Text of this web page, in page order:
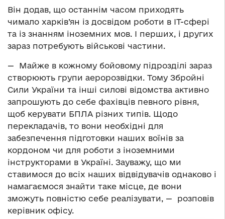
Він додав, що останнім часом приходять
чимало харків’ян із досвідом роботи в ІТ-сфері
та із знанням іноземних мов. І перших, і других
зараз потребують військові частини.
— Майже в кожному бойовому підрозділі зараз
створюють групи аеророзвідки. Тому Збройні
Сили України та інші силові відомства активно
запрошують до себе фахівців певного рівня,
щоб керувати БПЛА різних типів. Щодо
перекладачів, то вони необхідні для
забезпечення підготовки наших воїнів за
кордоном чи для роботи з іноземними
інструкторами в Україні. Зауважу, що ми
ставимося до всіх наших відвідувачів однаково і
намагаємося знайти таке місце, де вони
зможуть повністю себе реалізувати, — розповів
керівник офісу.